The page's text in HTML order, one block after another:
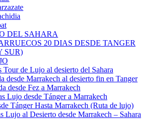
DEL SAHARA
20 DIAS DESDE TANGER
SUR)
Tour de Lujo al desierto del Sahara
desde Marrakech al desierto fin en Tanger
desde Fez a Marrakech
Lujo desde Tánger a Marrakech
Tánger Hasta Marrakech (Ruta de lujo)
Lujo al Desierto desde Marrakech – Sahara